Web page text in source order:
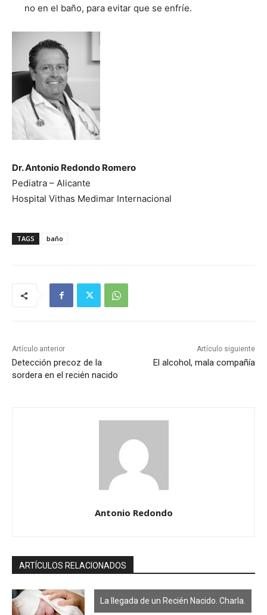
no en el baño, para evitar que se enfríe.
Dr. Antonio Redondo Romero
Pediatra – Alicante
Hospital Vithas Medimar Internacional
TAGS baño
Artículo anterior
Detección precoz de la
sordera en el recién nacido
Artículo siguiente
El alcohol, mala compañía
Antonio Redondo
ARTÍCULOS RELACIONADOS
La llegada de un Recién Nacido. Charla.